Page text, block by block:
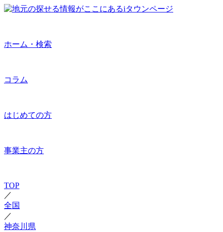
ホーム・検索
コラム
はじめての方
事業主の方
TOP
／
全国
／
神奈川県